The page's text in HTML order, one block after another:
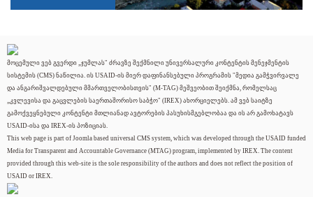
მოცემული ვებ გვერდი „ჯუმლას" ძრავზე შექმნილი უნივერსალური კონტენტის მენეჯმენტის
სისტემის (CMS) ნაწილია. ის USAID-ის მიერ დაფინანსებული პროგრამის "მედია გამჭვირვალე
და ანგარიშვალდებული მმართველობისთვის" (M-TAG) მეშვეობით შეიქმნა, რომელსაც
„კვლევისა და გაცვლების საერთაშორისო საბჭო" (IREX) ახორციელებს. ამ ვებ საიტზე
გამოქვეყნებული კონტენტი მთლიანად ავტორების პასუხისმგებლობაა და ის არ გამოხატავს
USAID-ისა და IREX-ის პოზიციას.
This web page is part of Joomla based universal CMS system, which was developed through the USAID funded
Media for Transparent and Accountable Governance (MTAG) program, implemented by IREX. The content
provided through this web-site is the sole responsibility of the authors and does not reflect the position of
USAID or IREX.